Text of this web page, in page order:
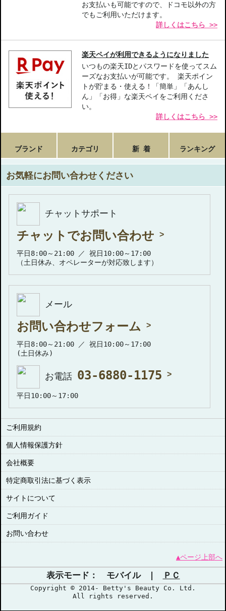
お支払いも可能ですので、ドコモ以外の方
でもご利用いただけます。
詳しくはこちら >>
楽天ペイが利用できるようになりました
いつもの楽天IDとパスワードを使ってスム
ーズなお支払いが可能です。 楽天ポイン
トが貯まる・使える！「簡単」「あんし
ん」「お得」な楽天ペイをご利用くださ
い。
詳しくはこちら >>
ブランド カテゴリ 新 着 ランキング
お気軽にお問い合わせください
チャットサポート
チャットでお問い合わせ
平日8:00～21:00 ／ 祝日10:00～17:00
（土日休み、オペレーターが対応致します）
メール
お問い合わせフォーム
平日8:00～21:00 ／ 祝日10:00～17:00
(土日休み)
お電話 03-6880-1175
平日10:00～17:00
ご利用規約
個人情報保護方針
会社概要
特定商取引法に基づく表示
サイトについて
ご利用ガイド
お問い合わせ
▲ページ上部へ
表示モード： モバイル | ＰＣ
Copyright © 2014- Betty's Beauty Co. Ltd.
All rights reserved.